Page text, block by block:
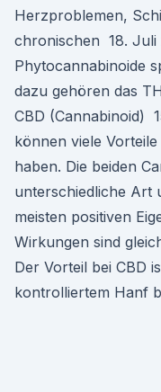
Herzproblemen,
chronischen 18. Juli
Phytocannabinoide
dazu gehören das
CBD (Cannabinoid)
können viele
haben. Die beiden
unterschiedliche Art
meisten positiven
Wirkungen sind
Der Vorteil bei CBD
kontrolliertem Hanf